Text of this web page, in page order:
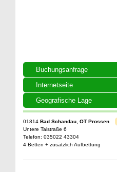
Buchungsanfrage
Internetseite
Geografische Lage
01814 Bad Schandau, OT Prossen
Untere Talstraße 6
Telefon: 035022 43304
4 Betten + zusätzlich Aufbettung